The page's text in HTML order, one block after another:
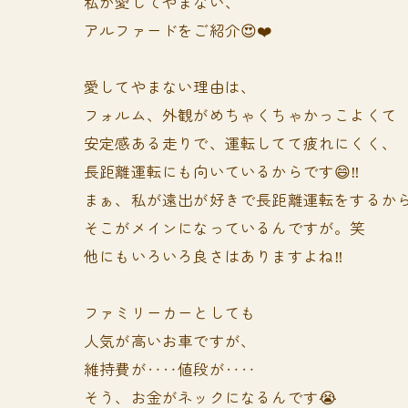
アルファードをご紹介😍❤️
愛してやまない理由は、
フォルム、外観がめちゃくちゃかっこよくて
安定感ある走りで、運転してて疲れにくく、
長距離運転にも向いているからです😄‼️
まぁ、私が遠出が好きで長距離運転をするか
そこがメインになっているんですが。笑
他にもいろいろ良さはありますよね‼️
ファミリーカーとしても
人気が高いお車ですが、
維持費が‥‥値段が‥‥
そう、お金がネックになるんです😭